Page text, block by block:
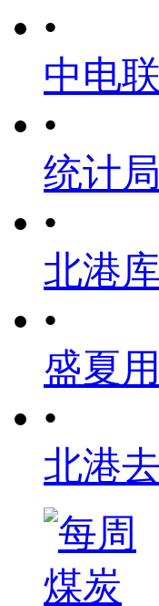
•
中电
•
统计
•
北港
•
盛夏
•
北港